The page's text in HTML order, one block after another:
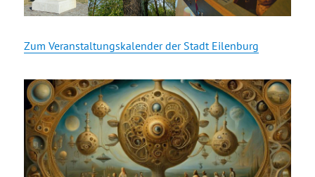
Zum Veranstaltungskalender der Stadt Eilenburg